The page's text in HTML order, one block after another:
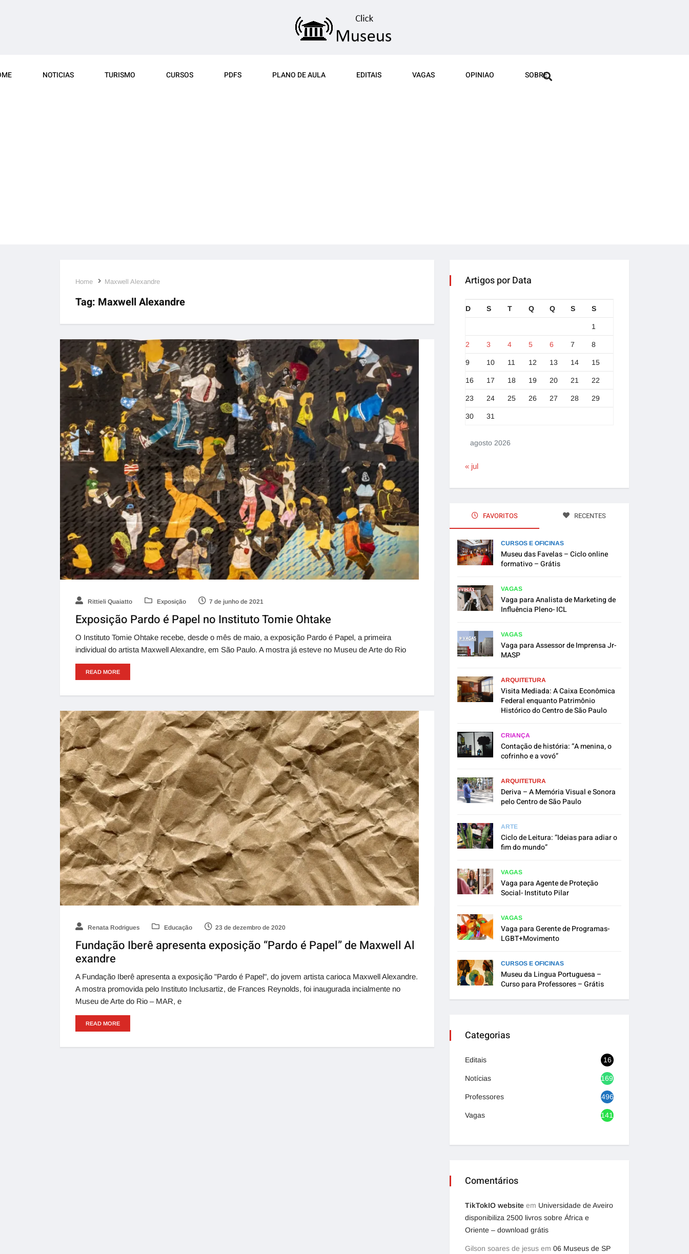
NOTICIAS TURISMO CURSOS PDFS PLANO DE AULA EDITAIS VAGAS OPINIAO SOBRE
Home Maxwell Alexandre
Tag: Maxwell Alexandre
Rittieli Quaiatto Exposição 7 de junho de 2021
Exposição Pardo é Papel no Instituto Tomie Ohtake
O Instituto Tomie Ohtake recebe, desde o mês de maio, a exposição Pardo é Papel, a primeira
individual do artista Maxwell Alexandre, em São Paulo. A mostra já esteve no Museu de Arte do Rio
READ MORE
Renata Rodrigues Educação 23 de dezembro de 2020
Fundação Iberê apresenta exposição “Pardo é Papel” de Maxwell Al
exandre
A Fundação Iberê apresenta a exposição "Pardo é Papel", do jovem artista carioca Maxwell Alexandre.
A mostra promovida pelo Instituto Inclusartiz, de Frances Reynolds, foi inaugurada incialmente no
Museu de Arte do Rio – MAR, e
READ MORE
Artigos por Data
agosto 2026
D S T Q Q S S
1
2 3 4 5 6 7 8
9 10 11 12 13 14 15
16 17 18 19 20 21 22
23 24 25 26 27 28 29
30 31
« jul
FAVORITOS RECENTES
CURSOS E OFICINAS
Museu das Favelas – Ciclo online
formativo – Grátis
VAGAS
Vaga para Analista de Marketing de
Influência Pleno- ICL
VAGAS
Vaga para Assessor de Imprensa Jr-
MASP
ARQUITETURA
Visita Mediada: A Caixa Econômica
Federal enquanto Patrimônio
Histórico do Centro de São Paulo
CRIANÇA
Contação de história: “A menina, o
cofrinho e a vovó”
ARQUITETURA
Deriva – A Memória Visual e Sonora
pelo Centro de São Paulo
ARTE
Ciclo de Leitura: “Ideias para adiar o
fim do mundo”
VAGAS
Vaga para Agente de Proteção
Social- Instituto Pilar
VAGAS
Vaga para Gerente de Programas-
LGBT+Movimento
CURSOS E OFICINAS
Museu da Lingua Portuguesa –
Curso para Professores – Grátis
Categorias
Editais 16
Notícias 1692
Professores 496
Vagas 1416
Comentários
TikTokIO website em Universidade de Aveiro
disponibiliza 2500 livros sobre África e
Oriente – download grátis
Gilson soares de jesus em 06 Museus de SP